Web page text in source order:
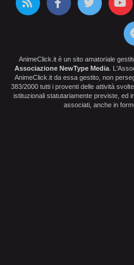
AnimeClick.it è un sito amatoriale
Associazione NewType Media .
AnimeClick.it da essa gestito, non
383/2000 tutti i proventi delle attività
istituzionali statutariamente previste, ed
associati, anche in